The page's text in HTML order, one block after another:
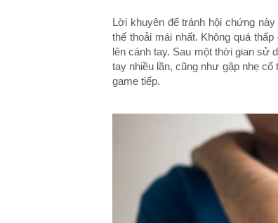
Lời khuyên để tránh hội chứng
thế thoải mái nhất. Không quá
lên cánh tay. Sau một thời gian sử
tay nhiều lần, cũng như gập nhẹ
game tiếp.